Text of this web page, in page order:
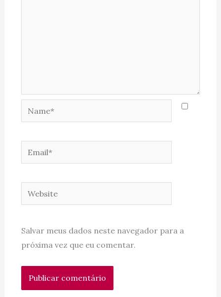
Name*
Email*
Website
Salvar meus dados neste navegador para a
próxima vez que eu comentar.